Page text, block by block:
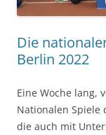
Die
Berlin 2022
Eine Woche lang,
Nationalen Spiele
die auch mit